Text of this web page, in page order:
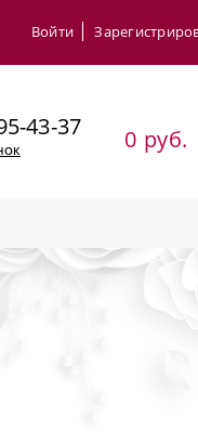
Войти
43-37 0 руб.